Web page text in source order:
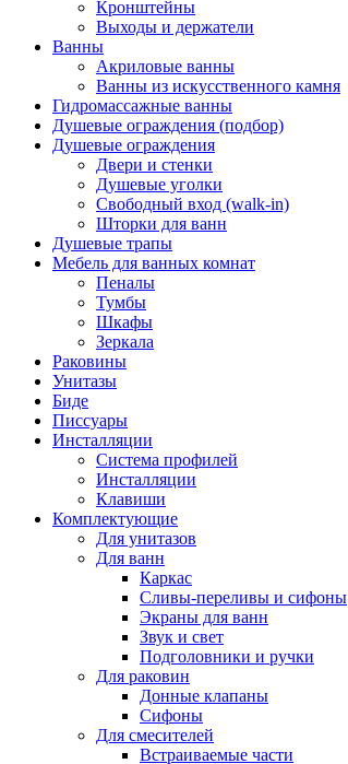
Кронштейны
Выходы и держатели
Ванны
Акриловые ванны
Ванны из искусственного камня
Гидромассажные ванны
Душевые ограждения (подбор)
Душевые ограждения
Двери и стенки
Душевые уголки
Свободный вход (walk-in)
Шторки для ванн
Душевые трапы
Мебель для ванных комнат
Пеналы
Тумбы
Шкафы
Зеркала
Раковины
Унитазы
Биде
Писсуары
Инсталляции
Система профилей
Инсталляции
Клавиши
Комплектующие
Для унитазов
Для ванн
Каркас
Сливы-переливы и сифоны
Экраны для ванн
Звук и свет
Подголовники и ручки
Для раковин
Донные клапаны
Сифоны
Для смесителей
Встраиваемые части